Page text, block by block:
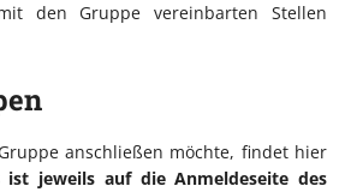
den Gruppe vereinbarten Stellen
anschließen möchte, findet hier
ist jeweils auf die Anmeldeseite des